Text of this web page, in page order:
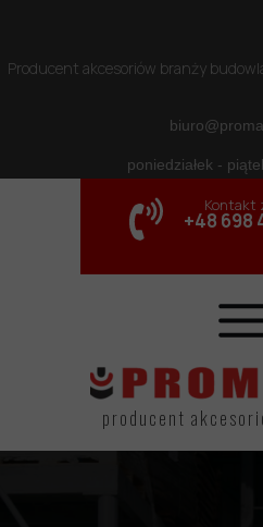
poniedziałek -
Producent akcesoriów branży
producent
+48 698
Kontakt